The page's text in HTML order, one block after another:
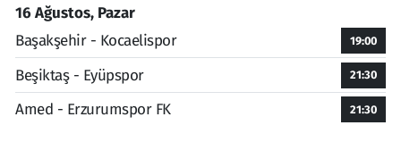
16 Ağustos, Pazar
Başakşehir - Kocaelispor
19:00
Beşiktaş - Eyüpspor 21:30
Amed - Erzurumspor FK 21:30